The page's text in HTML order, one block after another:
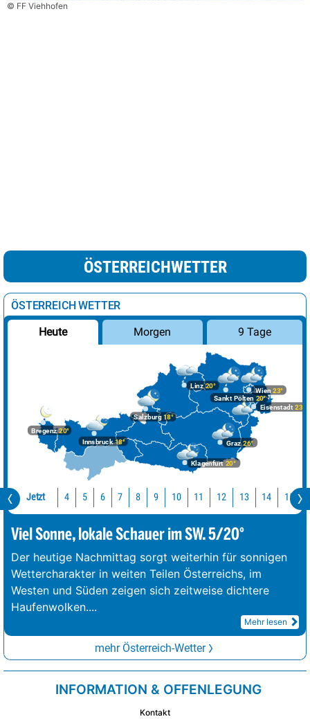
© FF Viehhofen
ÖSTERREICHWETTER
ÖSTERREICH WETTER
Heute Morgen 9 Tage
Bregenz20°
Graz26°
Innsbruck18°
Klagenfurt 20°
Linz20°
Salzburg18°
Wien 23°
Eisenstadt 23°
Sankt Pölten 20°
Jetzt 4 5 6 7 8 9 10 11 12 13 14 15
Viel Sonne, lokale Schauer im SW. 5/20°
Der heutige Nachmittag sorgt weiterhin für sonnigen
Wettercharakter in weiten Teilen Österreichs, im
Westen und Süden zeigen sich zeitweise dichtere
Haufenwolken....
Mehr lesen
mehr Österreich-Wetter
INFORMATION & OFFENLEGUNG
Kontakt